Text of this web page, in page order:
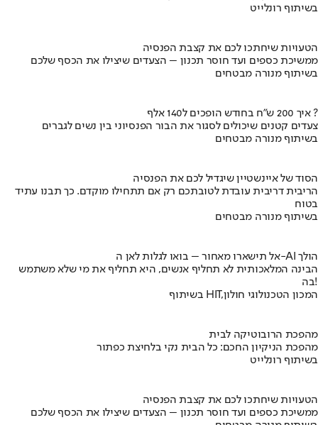
בשיתוף רונלייט
הטעויות שיחתכו לכם את קצבת הפנסיה
ממשיכת כספים ועד חוסר תכנון – הצעדים שיצילו את הכסף שלכם
בשיתוף מנורה מבטחים
איך 200 ש"ח בחודש הופכים ל140 אלף ?
צעדים קטנים שיכולים לסגור את הבור הפנסיוני בין נשים לגברים
בשיתוף מנורה מבטחים
הסוד של איינשטיין שיגדיל לכם את הפנסיה
הריבית דריבית עובדת לטובתכם רק אם תתחילו מוקדם. כך תבנו עתיד
בטוח
בשיתוף מנורה מבטחים
אל תישארו מאחור – בואו לגלות לאן ה-AI הולך
הבינה המלאכותית לא תחליף אנשים, היא תחליף את מי שלא משתמש
בה!
בשיתוף HIT,המכון הטכנולוגי חולון
מהפכת הרובוטיקה לבית
מהפכת הניקיון החכם: כל הבית נקי בלחיצת כפתור
בשיתוף רונלייט
הטעויות שיחתכו לכם את קצבת הפנסיה
ממשיכת כספים ועד חוסר תכנון – הצעדים שיצילו את הכסף שלכם